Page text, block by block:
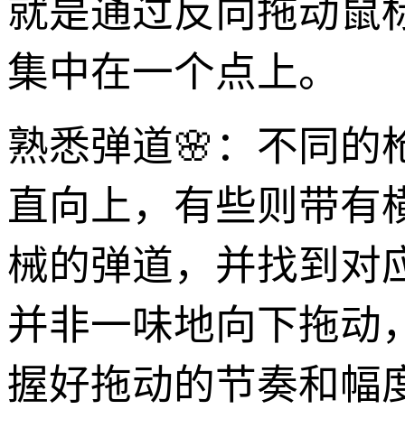
就是通过反向拖动鼠
集中在一个点上。
熟悉弹道🌸：不同的
直向上，有些则带有
械的弹道，并找到对
并非一味地向下拖动
握好拖动的节奏和幅